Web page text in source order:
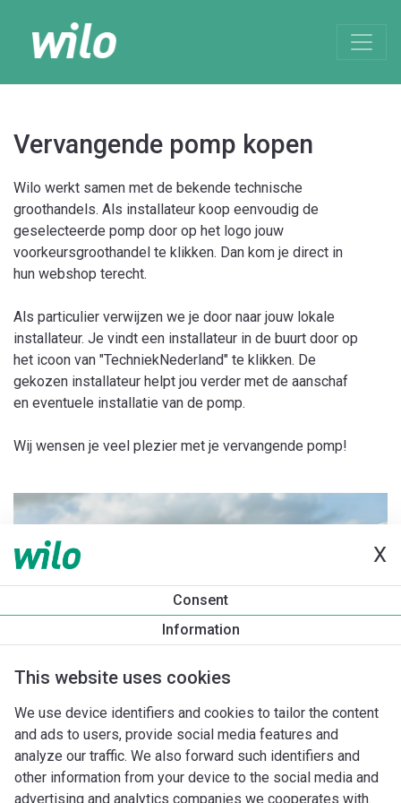
X
Consent
Information
This website uses cookies
We use device identifiers and cookies to tailor the content
and ads to users, provide social media features and
analyze our traffic. We also forward such identifiers and
other information from your device to the social media and
advertising and analytics companies we cooperates with.
Vervangende pomp kopen
Wilo werkt samen met de bekende technische
groothandels. Als installateur koop eenvoudig de
geselecteerde pomp door op het logo jouw
voorkeursgroothandel te klikken. Dan kom je direct in
hun webshop terecht.
Als particulier verwijzen we je door naar jouw lokale
installateur. Je vindt een installateur in de buurt door op
het icoon van "TechniekNederland" te klikken. De
gekozen installateur helpt jou verder met de aanschaf
en eventuele installatie van de pomp.
Wij wensen je veel plezier met je vervangende pomp!